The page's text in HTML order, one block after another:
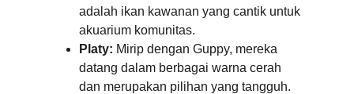
adalah ikan kawanan yang cantik untuk
akuarium komunitas.
Platy: Mirip dengan Guppy, mereka
datang dalam berbagai warna cerah
dan merupakan pilihan yang tangguh.